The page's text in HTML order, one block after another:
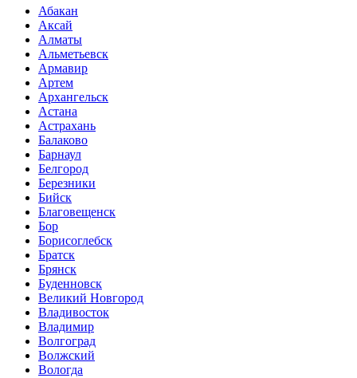
Абакан
Аксай
Алматы
Альметьевск
Армавир
Артем
Архангельск
Астана
Астрахань
Балаково
Барнаул
Белгород
Березники
Бийск
Благовещенск
Бор
Борисоглебск
Братск
Брянск
Буденновск
Великий Новгород
Владивосток
Владимир
Волгоград
Волжский
Вологда